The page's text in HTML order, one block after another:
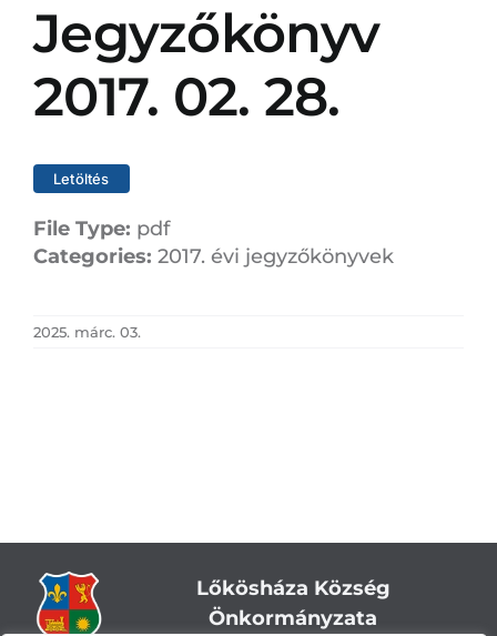
Jegyzőkönyv
2017. 02. 28.
Letöltés
File Type: pdf
Categories: 2017. évi jegyzőkönyvek
2025. márc. 03.
Lőkösháza Község
Önkormányzata